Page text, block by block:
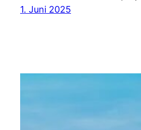
1. Juni 2025